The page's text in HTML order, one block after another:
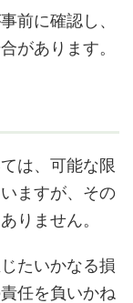
前に確認し、
があります。
は、可能な限
ますが、その
りません。
たいかなる損
任を負いかね